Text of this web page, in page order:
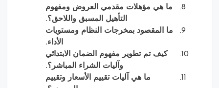
ما هي مؤهلات مقدمي العروض ومفهوم
التأهيل المسبق واللاحق؟.
ما المقصود بمخرجات النظام ومستويات
كيف تم تطوير مفهوم الضمان الابتدائي
وآليات الشراء المباشر؟.
ما هي آليات تقييم الأسعار وتقييم